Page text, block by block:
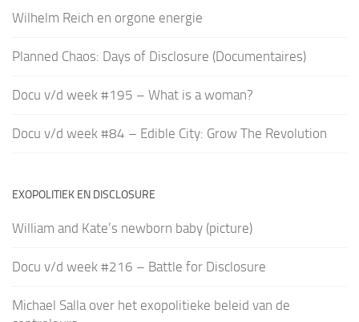
Wilhelm Reich en orgone energie
Planned Chaos: Days of Disclosure (Documentaires)
Docu v/d week #195 – What is a woman?
Docu v/d week #84 – Edible City: Grow The Revolution
EXOPOLITIEK EN DISCLOSURE
William and Kate’s newborn baby (picture)
Docu v/d week #216 – Battle for Disclosure
Michael Salla over het exopolitieke beleid van de